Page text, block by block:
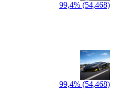
99,4% (54,468)
99,4% (54,468)